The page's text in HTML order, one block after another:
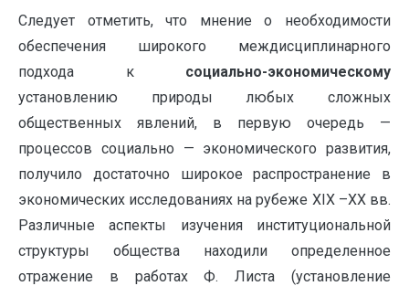
Следует отметить, что мнение о необходимости
обеспечения широкого междисциплинарного
подхода к социально-экономическому
установлению природы любых сложных
общественных явлений, в первую очередь —
процессов социально — экономического развития,
получило достаточно широкое распространение в
экономических исследованиях на рубеже ХIХ –ХХ вв.
Различные аспекты изучения институциональной
структуры общества находили определенное
отражение в работах Ф. Листа (установление